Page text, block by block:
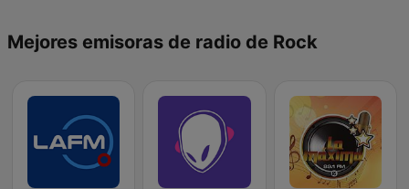
Mejores emisoras de radio de Rock